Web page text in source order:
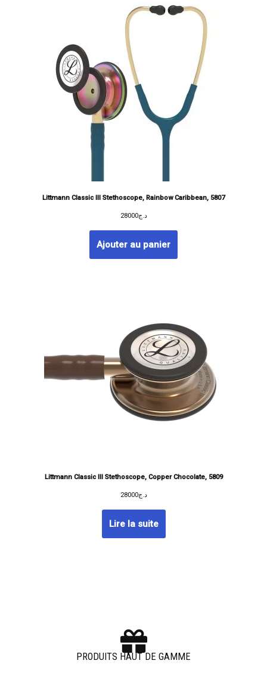
Littmann Classic III Stethoscope, Rainbow Caribbean, 5807
د.ج28000
Ajouter au panier
Littmann Classic III Stethoscope, Copper Chocolate, 5809
د.ج28000
Lire la suite
PRODUITS HAUT DE GAMME